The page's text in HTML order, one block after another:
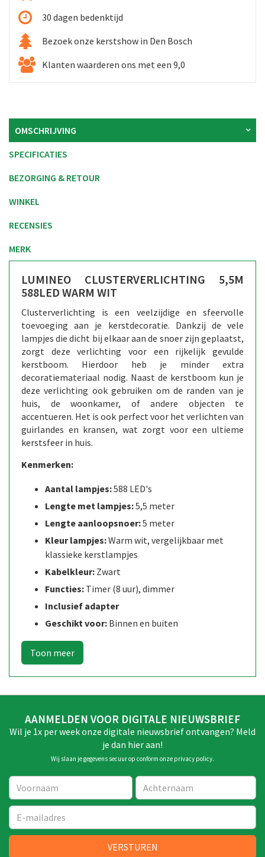
30 dagen bedenktijd
Bezoek onze kerstshow in Den Bosch
Klanten waarderen ons met een 9,0
OMSCHRIJVING
SPECIFICATIES
BEZORGING & RETOUR
WINKEL
RECENSIES
MERK
LUMINEO CLUSTERVERLICHTING 5,5M
588LED WARM WIT
Clusterverlichting is een veelzijdige en sfeervolle
toevoeging aan je kerstdecoratie. Dankzij de vele
lampjes die dicht bij elkaar aan de snoer zijn geplaatst,
zorgt deze verlichting voor een rijkelijk gevulde
kerstboom. Hierdoor heb je minder extra
decoratiemateriaal nodig. Naast de kerstboom kun je
deze verlichting ook gebruiken om de randen van je
huis, de woonkamer, of andere objecten te
accentueren. Het is ook perfect voor het verlichten van
guirlandes en kransen, wat zorgt voor een ultieme
kerstsfeer in huis.
Kenmerken:
Aantal lampjes:588 LED's
Lengte met lampjes:5,5 meter
Lengte aanloopsnoer:5 meter
Kleur lampjes:Warm wit, vergelijkbaar met
klassieke kerstlampjes
Kabelkleur: Zwart
Functies: Timer (8 uur), dimmer
Inclusief adapter
Geschikt voor: Binnen en buiten
AANMELDEN VOOR DIGITALE NIEUWSBRIEF
Wil je 1x per week onze digitale nieuwsbrief ontvangen? Meld
je dan hier aan!
Wij slaan je gegevens secuur op conform onze privacy policy.